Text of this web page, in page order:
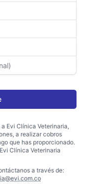
Evi Clínica Veterinaria,
a realizar cobros
que has proporcionado.
Evi Clínica Veterinaria
a través de: